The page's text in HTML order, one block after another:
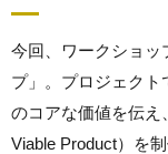
今回、ワークショッ
プ」。プロジェクト
のコアな価値を伝え
Viable Product）を